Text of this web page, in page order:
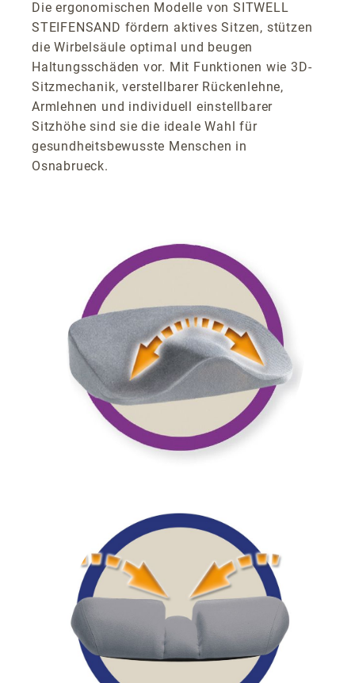
Die ergonomischen Modelle von SITWELL
STEIFENSAND fördern aktives Sitzen, stützen
die Wirbelsäule optimal und beugen
Haltungsschäden vor. Mit Funktionen wie 3D-
Sitzmechanik, verstellbarer Rückenlehne,
Armlehnen und individuell einstellbarer
Sitzhöhe sind sie die ideale Wahl für
gesundheitsbewusste Menschen in
Osnabrueck.